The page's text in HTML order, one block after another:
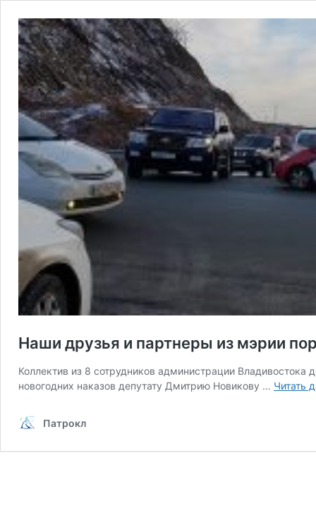
Наши друзья и партнеры из мэрии
Коллектив из 8 сотрудников администрации
новогодних наказов депутату Дмитрию Новикову … Читать
Патрокл